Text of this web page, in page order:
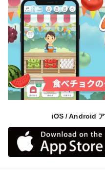
iOS / Android